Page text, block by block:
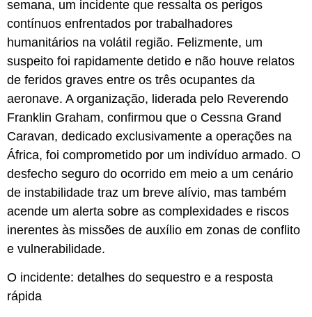
semana, um incidente que ressalta os perigos
contínuos enfrentados por trabalhadores
humanitários na volátil região. Felizmente, um
suspeito foi rapidamente detido e não houve relatos
de feridos graves entre os três ocupantes da
aeronave. A organização, liderada pelo Reverendo
Franklin Graham, confirmou que o Cessna Grand
Caravan, dedicado exclusivamente a operações na
África, foi comprometido por um indivíduo armado. O
desfecho seguro do ocorrido em meio a um cenário
de instabilidade traz um breve alívio, mas também
acende um alerta sobre as complexidades e riscos
inerentes às missões de auxílio em zonas de conflito
e vulnerabilidade.
O incidente: detalhes do sequestro e a resposta
rápida